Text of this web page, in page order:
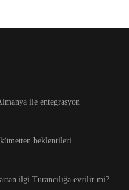
ile entegrasyon
beklentileri
ilgi Turancılığa evrilir mi?